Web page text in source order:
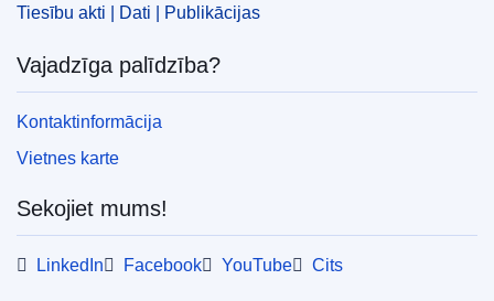
Tiesību akti | Dati | Publikācijas
Vajadzīga palīdzība?
Kontaktinformācija
Vietnes karte
Sekojiet mums!
LinkedIn Facebook YouTube Cits